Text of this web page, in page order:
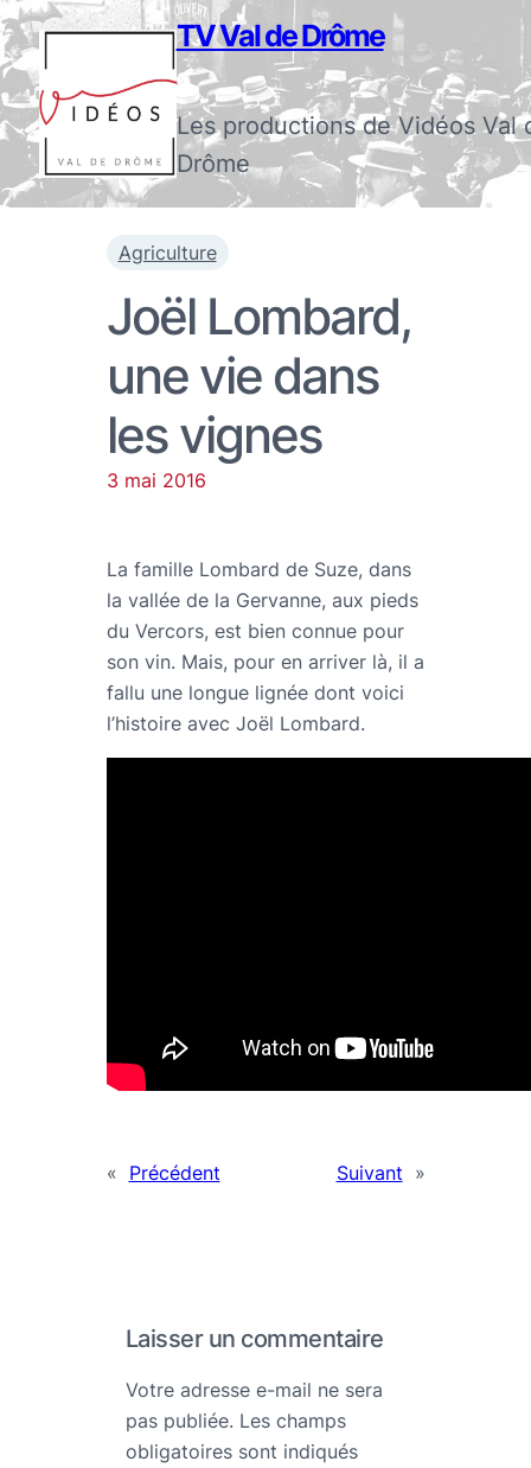
TV Val de Drôme
Les productions de Vidéos Val
Drôme
Agriculture
Joël Lombard,
une vie dans
les vignes
3 mai 2016
La famille Lombard de Suze, dans
la vallée de la Gervanne, aux pieds
du Vercors, est bien connue pour
son vin. Mais, pour en arriver là, il a
fallu une longue lignée dont voici
l’histoire avec Joël Lombard.
« Précédent Suivant »
Laisser un commentaire
Votre adresse e-mail ne sera
pas publiée. Les champs
obligatoires sont indiqués